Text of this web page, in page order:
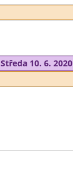
Středa 10. 6. 2020